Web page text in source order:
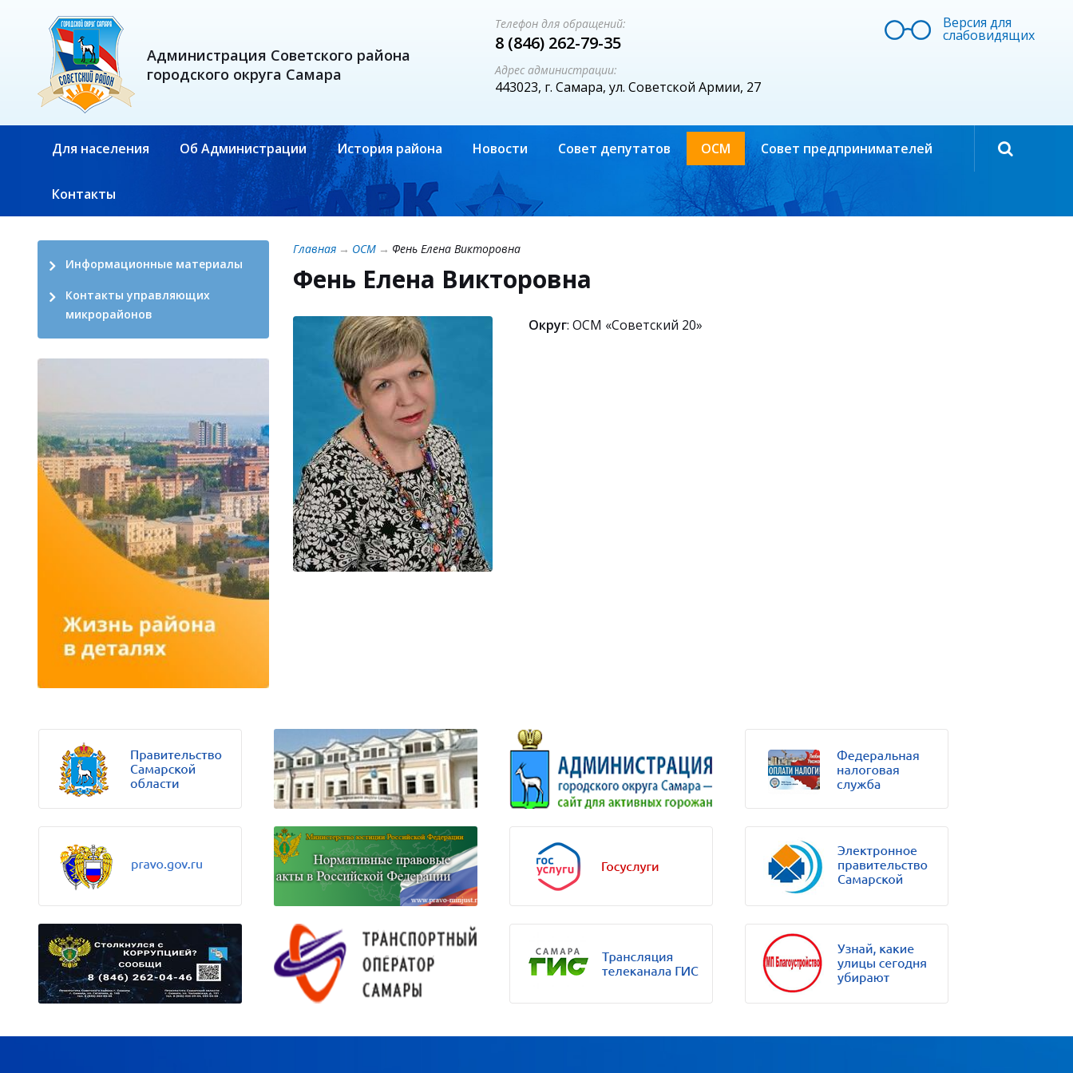
Администрация Советского района
городского округа Самара
Телефон для обращений:
8 (846) 262-79-35
Адрес администрации:
443023, г. Самара, ул. Советской Армии, 27
Версия для
слабовидящих
Для населения Об Администрации История района Новости Совет депутатов ОСМ Совет предпринимателей
Контакты
Информационные материалы
Контакты управляющих
микрорайонов
Главная → ОСМ → Фень Елена Викторовна
Фень Елена Викторовна
Округ: ОСМ «Советский 20»